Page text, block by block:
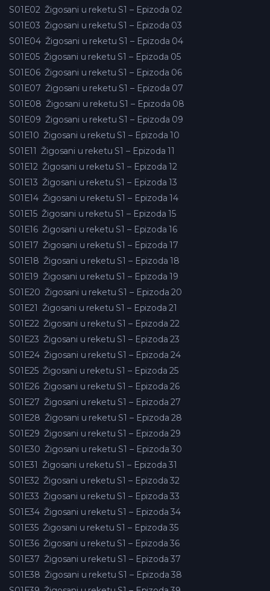
S01E02 Žigosani u reketu S1 – Epizoda 02
S01E03 Žigosani u reketu S1 – Epizoda 03
S01E04 Žigosani u reketu S1 – Epizoda 04
S01E05 Žigosani u reketu S1 – Epizoda 05
S01E06 Žigosani u reketu S1 – Epizoda 06
S01E07 Žigosani u reketu S1 – Epizoda 07
S01E08 Žigosani u reketu S1 – Epizoda 08
S01E09 Žigosani u reketu S1 – Epizoda 09
S01E10 Žigosani u reketu S1 – Epizoda 10
S01E11 Žigosani u reketu S1 – Epizoda 11
S01E12 Žigosani u reketu S1 – Epizoda 12
S01E13 Žigosani u reketu S1 – Epizoda 13
S01E14 Žigosani u reketu S1 – Epizoda 14
S01E15 Žigosani u reketu S1 – Epizoda 15
S01E16 Žigosani u reketu S1 – Epizoda 16
S01E17 Žigosani u reketu S1 – Epizoda 17
S01E18 Žigosani u reketu S1 – Epizoda 18
S01E19 Žigosani u reketu S1 – Epizoda 19
S01E20 Žigosani u reketu S1 – Epizoda 20
S01E21 Žigosani u reketu S1 – Epizoda 21
S01E22 Žigosani u reketu S1 – Epizoda 22
S01E23 Žigosani u reketu S1 – Epizoda 23
S01E24 Žigosani u reketu S1 – Epizoda 24
S01E25 Žigosani u reketu S1 – Epizoda 25
S01E26 Žigosani u reketu S1 – Epizoda 26
S01E27 Žigosani u reketu S1 – Epizoda 27
S01E28 Žigosani u reketu S1 – Epizoda 28
S01E29 Žigosani u reketu S1 – Epizoda 29
S01E30 Žigosani u reketu S1 – Epizoda 30
S01E31 Žigosani u reketu S1 – Epizoda 31
S01E32 Žigosani u reketu S1 – Epizoda 32
S01E33 Žigosani u reketu S1 – Epizoda 33
S01E34 Žigosani u reketu S1 – Epizoda 34
S01E35 Žigosani u reketu S1 – Epizoda 35
S01E36 Žigosani u reketu S1 – Epizoda 36
S01E37 Žigosani u reketu S1 – Epizoda 37
S01E38 Žigosani u reketu S1 – Epizoda 38